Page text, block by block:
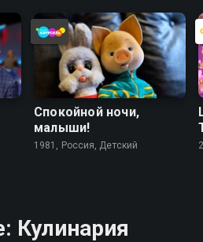
Спокойной ночи,
малыши!
1981, Россия, Детский
Кулинария